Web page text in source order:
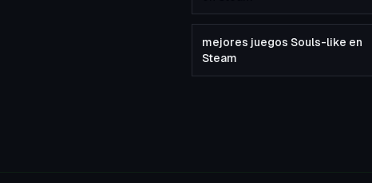
mejores juegos Souls-like en
Steam